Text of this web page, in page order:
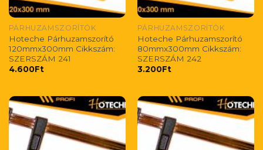
PÁRHUZAMSZORÍTÓK
Hoteche Párhuzamszorító
120mmx300mm Cikkszám:
SZERSZÁM 241
4.600Ft
PÁRHUZAMSZORÍTÓK
Hoteche Párhuzamszorító
80mmx300mm Cikkszám:
SZERSZÁM 242
3.200Ft